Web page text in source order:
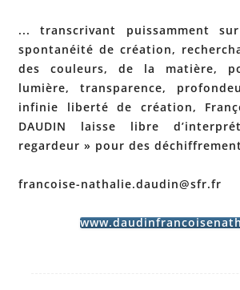
... transcrivant puissamment
spontanéité de création,
des couleurs, de la matière,
lumière, transparence,
infinie liberté de création,
DAUDIN laisse libre
regardeur » pour des
francoise-nathalie.daudin@sfr.fr